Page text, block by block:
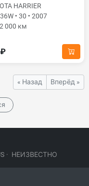
HARRIER
• 30 • 2007
000 км
« Назад Вперёд »
· НЕИЗВЕСТНО